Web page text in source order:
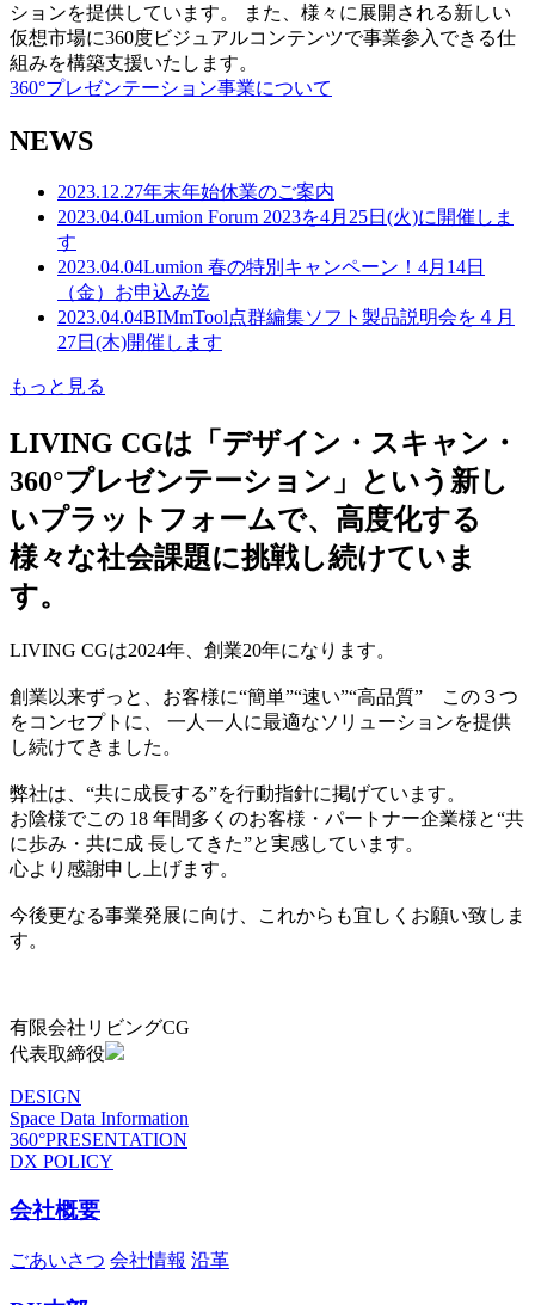
ションを提供しています。 また、様々に展開される新しい
仮想市場に360度ビジュアルコンテンツで事業参入できる仕
組みを構築支援いたします。
360°プレゼンテーション事業について
NEWS
2023.12.27年末年始休業のご案内
2023.04.04Lumion Forum 2023を4月25日(火)に開催しま
す
2023.04.04Lumion 春の特別キャンペーン！4月14日
（金）お申込み迄
2023.04.04BIMmTool点群編集ソフト製品説明会を４月
27日(木)開催します
もっと見る
LIVING CGは「デザイン・スキャン・
360°プレゼンテーション」という新し
いプラットフォームで、高度化する
様々な社会課題に挑戦し続けていま
す。
LIVING CGは2024年、創業20年になります。
創業以来ずっと、お客様に“簡単”“速い”“高品質” この３つ
をコンセプトに、 一人一人に最適なソリューションを提供
し続けてきました。
弊社は、“共に成長する”を行動指針に掲げています。
お陰様でこの 18 年間多くのお客様・パートナー企業様と“共
に歩み・共に成 長してきた”と実感しています。
心より感謝申し上げます。
今後更なる事業発展に向け、これからも宜しくお願い致しま
す。
有限会社リビングCG
代表取締役
DESIGN
Space Data Information
360°PRESENTATION
DX POLICY
会社概要
ごあいさつ 会社情報 沿革